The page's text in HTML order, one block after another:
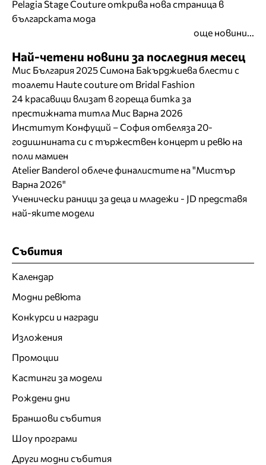
Pelagia Stage Couture открива нова страница в
българската мода
още новини...
Най-четени новини за последния месец
Мис България 2025 Симона Бакърджиева блести с
тоалети Haute couture от Bridal Fashion
24 красавици влизат в гореща битка за
престижната титла Мис Варна 2026
Институт Конфуций – София отбеляза 20-
годишнината си с тържествен концерт и ревю на
поли мамиен
Atelier Banderol облече финалистите на "Мистър
Варна 2026"
Ученически раници за деца и младежи - JD представя
най-яките модели
Събития
Календар
Модни ревюта
Конкурси и награди
Изложения
Промоции
Кастинги за модели
Рождени дни
Браншови събития
Шоу програми
Други модни събития